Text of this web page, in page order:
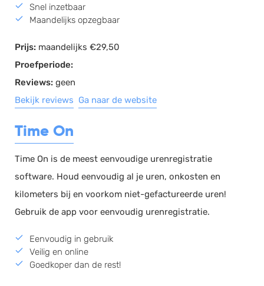
Snel inzetbaar
Maandelijks opzegbaar
Prijs: maandelijks €29,50
Proefperiode:
Reviews: geen
Bekijk reviews Ga naar de website
Time On
Time On is de meest eenvoudige urenregistratie
software. Houd eenvoudig al je uren, onkosten en
kilometers bij en voorkom niet-gefactureerde uren!
Gebruik de app voor eenvoudig urenregistratie.
Eenvoudig in gebruik
Veilig en online
Goedkoper dan de rest!